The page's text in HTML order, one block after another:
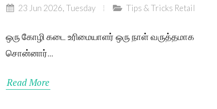
23 Jun 2026, Tuesday Tips & Tricks Retail
ஒரு கோழி கடை உரிமையாளர் ஒரு நாள் வருத்தமாக
சொன்னார்...
Read More